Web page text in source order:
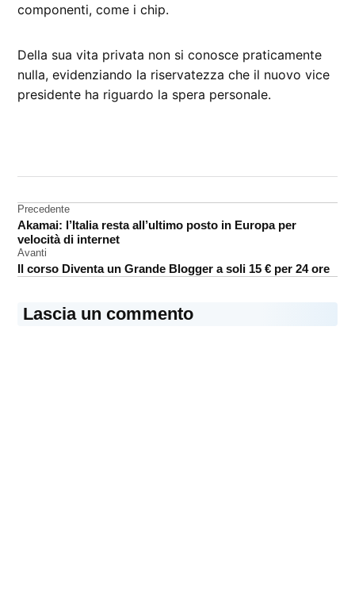
componenti, come i chip.
Della sua vita privata non si conosce praticamente
nulla, evidenziando la riservatezza che il nuovo vice
presidente ha riguardo la spera personale.
Navigazione
articoli
Precedente
Akamai: l’Italia resta all’ultimo posto in Europa per
velocità di internet
Avanti
Il corso Diventa un Grande Blogger a soli 15 € per 24 ore
Lascia un commento